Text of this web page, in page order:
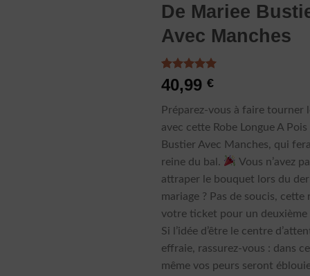
De Mariee
Avec Manches
Noté5.00
sur 5 basé
4
notations
client
40,99€
Préparez-vous à faire tourner
avec cette Robe Longue A
Bustier Avec Manches, qui
reine du bal.
Vous n’avez
attraper le bouquet lors du
mariage ? Pas de soucis, cette
votre ticket pour un deuxième
Si l’idée d’être le centre
effraie, rassurez-vous : dans
même vos peurs seront